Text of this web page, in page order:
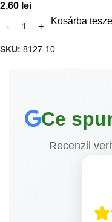
2,60 lei
Kosárba
SKU: 8127-10
Ce
Recenzii